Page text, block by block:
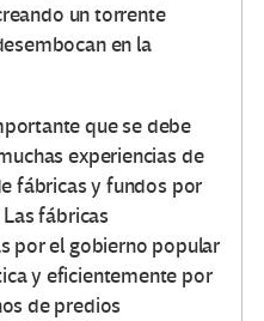
un torrente
en la
que se debe
experiencias de
fábricas y fundos por
fábricas
por el gobierno popular
y eficientemente por
de predios